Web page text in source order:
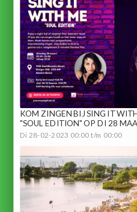
KOM ZINGEN BIJ SING IT
"SOUL EDITION" OP DI 28
Di 28-02-2023 00:00 t/m 00:00